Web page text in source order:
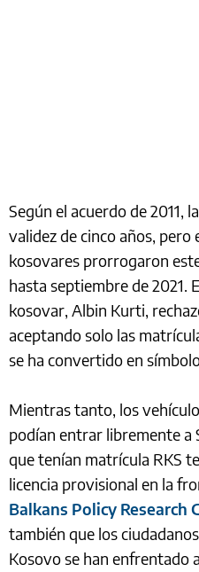
Según el acuerdo de 2011,
validez de cinco años, pero
kosovares prorrogaron
hasta septiembre de 2021.
kosovar, Albin Kurti,
aceptando solo las
se ha convertido en
Mientras tanto, los
podían entrar libremente a
que tenían matrícula RKS
licencia provisional en la
Balkans Policy Research
también que los
Kosovo se han enfrentado